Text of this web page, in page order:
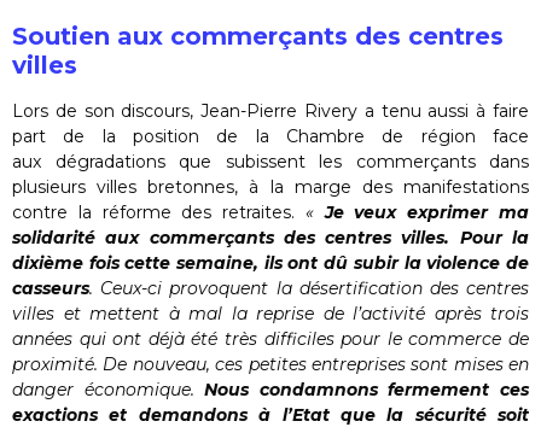
Soutien aux commerçants des centres
villes
Lors de son discours, Jean-Pierre Rivery a tenu aussi à faire
part de la position de la Chambre de région face
aux dégradations que subissent les commerçants dans
plusieurs villes bretonnes, à la marge des manifestations
contre la réforme des retraites. «Je veux exprimer ma
solidarité aux commerçants des centres villes. Pour la
dixième fois cette semaine, ils ont dû subir la violence de
casseurs. Ceux-ci provoquent la désertification des centres
villes et mettent à mal la reprise de l’activité après trois
années qui ont déjà été très difficiles pour le commerce de
proximité. De nouveau, ces petites entreprises sont mises en
danger économique.Nous condamnons fermement ces
exactions et demandons à l’Etat que la sécurité soit